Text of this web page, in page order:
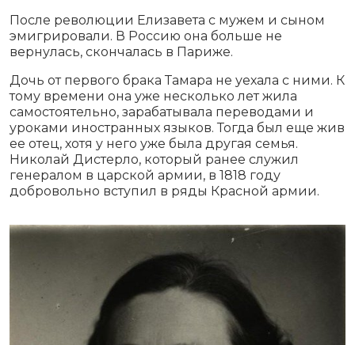
После революции Елизавета с мужем и сыном
эмигрировали. В Россию она больше не
вернулась, скончалась в Париже.
Дочь от первого брака Тамара не уехала с ними. К
тому времени она уже несколько лет жила
самостоятельно, зарабатывала переводами и
уроками иностранных языков. Тогда был еще жив
ее отец, хотя у него уже была другая семья.
Николай Дистерло, который ранее служил
генералом в царской армии, в 1818 году
добровольно вступил в ряды Красной армии.